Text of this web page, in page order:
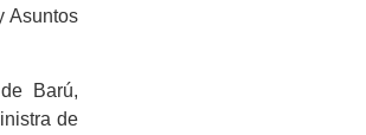
Asuntos
Barú,
de